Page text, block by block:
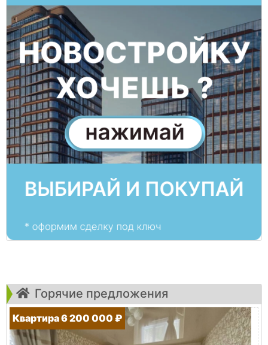
Горячие предложения
Квартира 6 200 000 ₽